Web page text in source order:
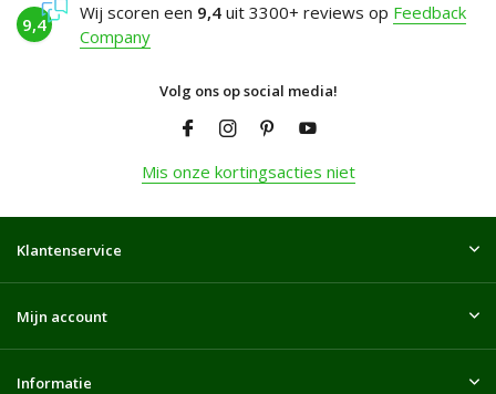
9,4
Wij scoren een 9,4 uit 3300+ reviews op Feedback
Company
Volg ons op social media!
Mis onze kortingsacties niet
Klantenservice
Mijn account
Informatie